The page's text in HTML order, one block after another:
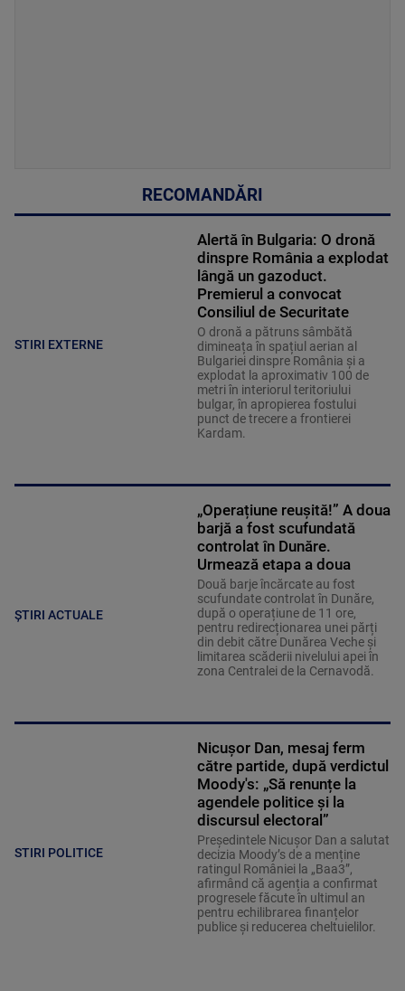
RECOMANDĂRI
STIRI EXTERNE
Alertă în Bulgaria: O dronă
dinspre România a explodat
lângă un gazoduct.
Premierul a convocat
Consiliul de Securitate
O dronă a pătruns sâmbătă
dimineața în spațiul aerian al
Bulgariei dinspre România și a
explodat la aproximativ 100 de
metri în interiorul teritoriului
bulgar, în apropierea fostului
punct de trecere a frontierei
Kardam.
ȘTIRI ACTUALE
„Operațiune reușită!” A doua
barjă a fost scufundată
controlat în Dunăre.
Urmează etapa a doua
Două barje încărcate au fost
scufundate controlat în Dunăre,
după o operațiune de 11 ore,
pentru redirecționarea unei părți
din debit către Dunărea Veche și
limitarea scăderii nivelului apei în
zona Centralei de la Cernavodă.
STIRI POLITICE
Nicușor Dan, mesaj ferm
către partide, după verdictul
Moody's: „Să renunțe la
agendele politice şi la
discursul electoral”
Președintele Nicușor Dan a salutat
decizia Moody’s de a menține
ratingul României la „Baa3”,
afirmând că agenția a confirmat
progresele făcute în ultimul an
pentru echilibrarea finanțelor
publice și reducerea cheltuielilor.